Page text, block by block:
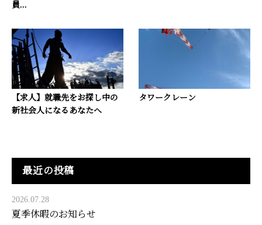
員...
【求人】就職先をお探し中の
新社会人になるあなたへ
タワークレーン
最近の投稿
2026.07.28
夏季休暇のお知らせ